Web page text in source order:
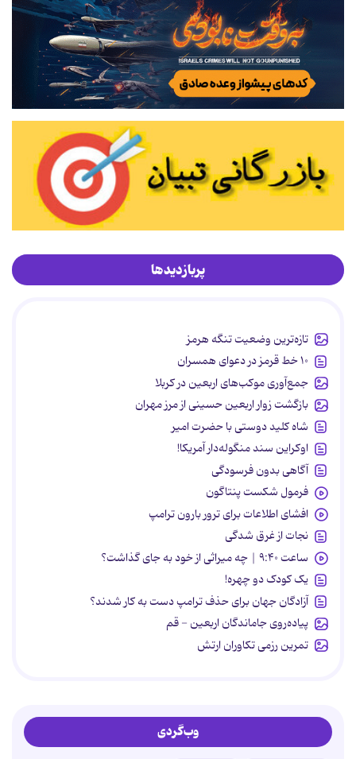
پربازدیدها
تازه‌ترین وضعیت تنگه هرمز
۱۰ خط قرمز در دعوای همسران
جمع‌آوری موکب‌های اربعین در کربلا
بازگشت زوار اربعین حسینی از مرز مهران
شاه کلید دوستی با حضرت امیر
اوکراین سند منگوله‌دار آمریکا!
آگاهی بدون فرسودگی
فرمول شکست پنتاگون
افشای اطلاعات برای ترور بارون ترامپ
نجات از غرق شدگی
ساعت ۹:۴۰ | چه میراثی از خود به جای گذاشت؟
یک کودک دو چهره!
آزادگان جهان برای حذف ترامپ دست به کار شدند؟
پیاده‌روی جاماندگان اربعین - قم
تمرین رزمی تکاوران ارتش
وب‌گردی